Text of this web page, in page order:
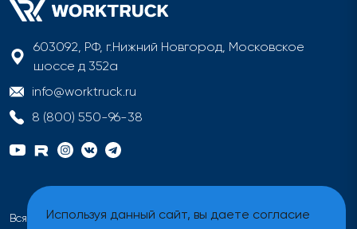
Используя данный сайт, вы даете согласие
603092, РФ, г.Нижний Новгород, Московское
шоссе д 352а
info@worktruck.ru
8 (800) 550-96-38
Вся информация на сайте имеет исключительно